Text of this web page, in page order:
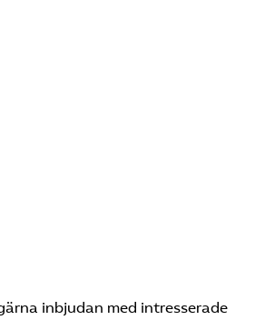
inbjudan med intresserade